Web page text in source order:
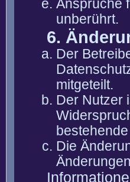
Ansprüche
unberührt.
6.
Der
mitgeteilt.
Der Nutzer
Die